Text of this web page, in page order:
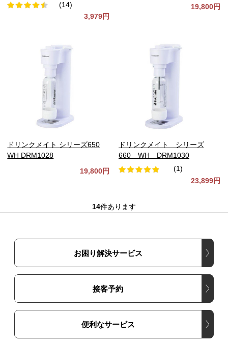
(14)
3,979円
19,800円
ドリンクメイト シリーズ650
WH DRM1028
19,800円
ドリンクメイト シリーズ
660 WH DRM1030
(1)
23,899円
14件あります
お困り解決サービス
接客予約
便利なサービス